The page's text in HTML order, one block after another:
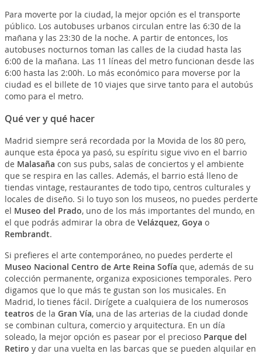
Para moverte por la ciudad, la mejor opción es el transporte
público. Los autobuses urbanos circulan entre las 6:30 de la
mañana y las 23:30 de la noche. A partir de entonces, los
autobuses nocturnos toman las calles de la ciudad hasta las
6:00 de la mañana. Las 11 líneas del metro funcionan desde las
6:00 hasta las 2:00h. Lo más económico para moverse por la
ciudad es el billete de 10 viajes que sirve tanto para el autobús
como para el metro.
Qué ver y qué hacer
Madrid siempre será recordada por la Movida de los 80 pero,
aunque esta época ya pasó, su espíritu sigue vivo en el barrio
de Malasaña con sus pubs, salas de conciertos y el ambiente
que se respira en las calles. Además, el barrio está lleno de
tiendas vintage, restaurantes de todo tipo, centros culturales y
locales de diseño. Si lo tuyo son los museos, no puedes perderte
el Museo del Prado, uno de los más importantes del mundo, en
el que podrás admirar la obra de Velázquez, Goya o
Rembrandt.
Si prefieres el arte contemporáneo, no puedes perderte el
Museo Nacional Centro de Arte Reina Sofía que, además de su
colección permanente, organiza exposiciones temporales. Pero
digamos que lo que más te gustan son los musicales. En
Madrid, lo tienes fácil. Dirígete a cualquiera de los numerosos
teatrosde la Gran Vía, una de las arterias de la ciudad donde
se combinan cultura, comercio y arquitectura. En un día
soleado, la mejor opción es pasear por el precioso Parque del
Retiro y dar una vuelta en las barcas que se pueden alquilar en